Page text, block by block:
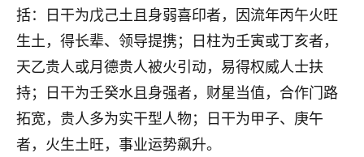
括：日干为戊己土且身弱喜印者，因流年丙午火旺
生土，得长辈、领导提携；日柱为壬寅或丁亥者，
天乙贵人或月德贵人被火引动，易得权威人士扶
持；日干为壬癸水且身强者，财星当值，合作门路
拓宽，贵人多为实干型人物；日干为甲子、庚午
者，火生土旺，事业运势飙升。
鹿森：慧来老师微信：gjsy0624
12
青春168
我也想要，我也想要！
15